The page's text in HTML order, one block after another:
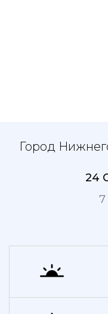
Город
24
7